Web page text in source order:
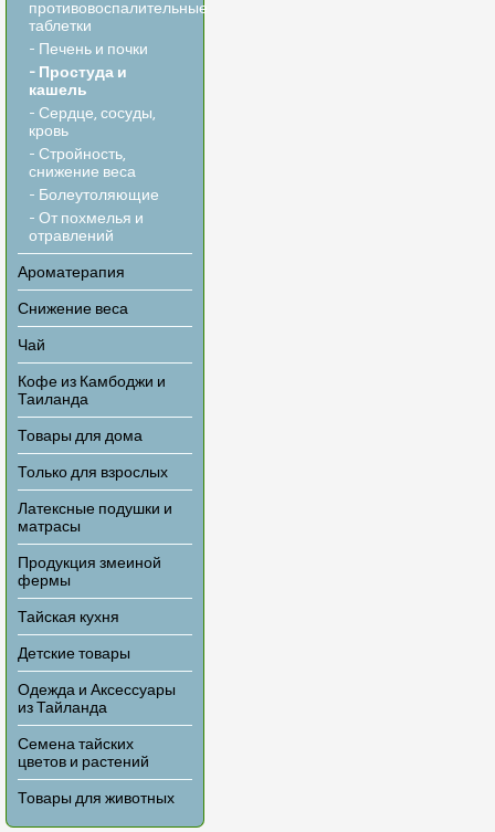
противовоспалительные
таблетки
- Печень и почки
- Простуда и
кашель
- Сердце, сосуды,
кровь
- Стройность,
снижение веса
- Болеутоляющие
- От похмелья и
отравлений
Ароматерапия
Снижение веса
Чай
Кофе из Камбоджи и
Таиланда
Товары для дома
Только для взрослых
Латексные подушки и
матрасы
Продукция змеиной
фермы
Тайская кухня
Детские товары
Одежда и Аксессуары
из Тайланда
Семена тайских
цветов и растений
Товары для животных